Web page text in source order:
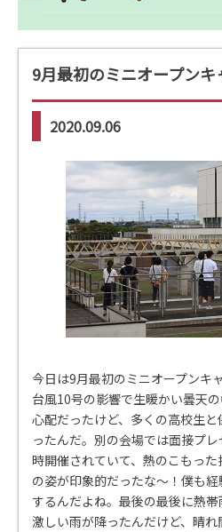
9月最初のミニオープンキ
2020.09.06
今日は9月最初のミニオープンキ
台風10号の影響で生暖かい曇天
心配だったけど、多くの高校生
ったんだ。別の会場では面接プ
時開催されていて、熱のこもっ
の姿が印象的だったな～！僕も
するんだよね。最後の最後に熱
激しい雨が降ったんだけど、晴